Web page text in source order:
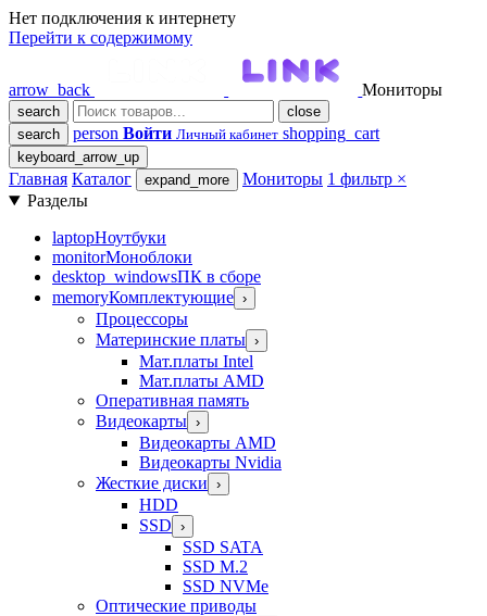
Нет подключения к интернету
Перейти к содержимому
arrow_back Мониторы
search
close
search
person Войти Личный кабинет shopping_cart
keyboard_arrow_up
Главная Каталог expand_more Мониторы 1 фильтр ×
Разделы
laptopНоутбуки
monitorМоноблоки
desktop_windowsПК в сборе
memoryКомплектующие ›
Процессоры
Материнские платы ›
Мат.платы Intel
Мат.платы AMD
Оперативная память
Видеокарты ›
Видеокарты AMD
Видеокарты Nvidia
Жесткие диски ›
HDD
SSD ›
SSD SATA
SSD M.2
SSD NVMe
Оптические приводы